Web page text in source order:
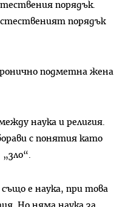
порядък.
порядък
подметна жена
наука и религия.
с понятия като
е наука, при това